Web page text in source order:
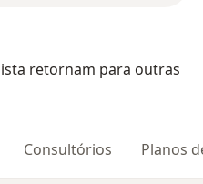
retornam para outras
Consultórios Planos